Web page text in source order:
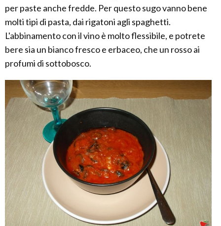
per paste anche fredde. Per questo sugo vanno bene
molti tipi di pasta, dai rigatoni agli spaghetti.
L'abbinamento con il vino è molto flessibile, e potrete
bere sia un bianco fresco e erbaceo, che un rosso ai
profumi di sottobosco.